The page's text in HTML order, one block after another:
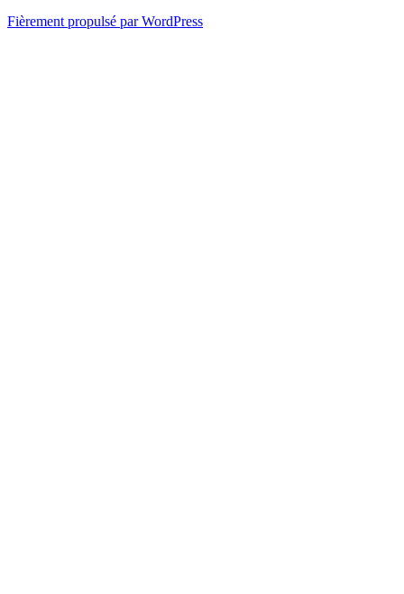
Fièrement propulsé par WordPress